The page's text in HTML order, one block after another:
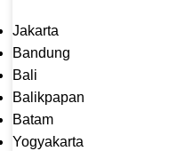
Jakarta
Bandung
Bali
Balikpapan
Batam
Yogyakarta